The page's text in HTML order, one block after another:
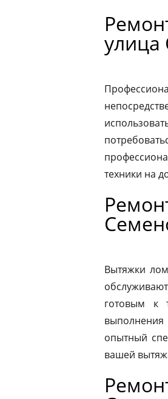
улица
техники на
Вытяжки
готовым к
опытный
вашей